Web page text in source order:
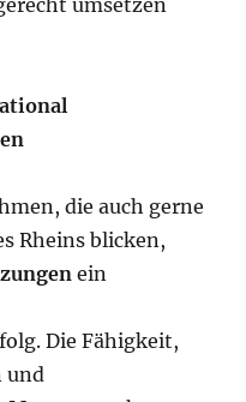
umsetzen
die auch gerne
Rheins blicken,
ein
Die Fähigkeit,
und